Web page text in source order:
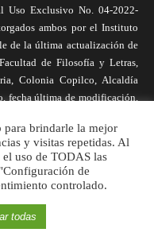
Uso Exclusivo No. 04-2022-
ambos por el Instituto
de la última actualización de
de Filosofía y Letras,
Colonia Copilco, Alcaldía
fecha última de modificación,
ni de Universidad Nacional
de los contenidos de
o parcial de los textos aquí
completa y la dirección
para brindarle la mejor
y visitas repetidas. Al
uso de TODAS las
de
controlado.
todas